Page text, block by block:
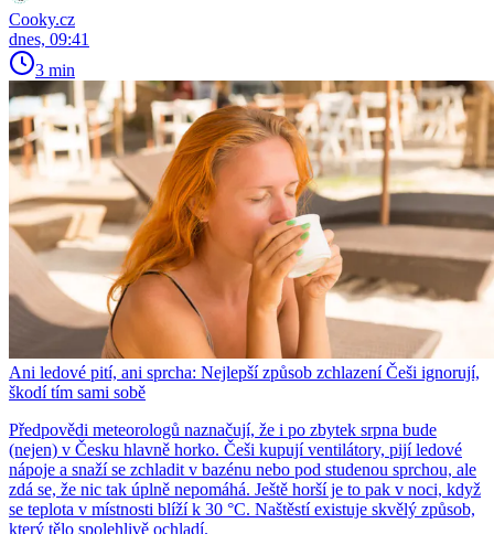
Cooky.cz
dnes, 09:41
3 min
Ani ledové pití, ani sprcha: Nejlepší způsob zchlazení Češi ignorují,
škodí tím sami sobě
Předpovědi meteorologů naznačují, že i po zbytek srpna bude
(nejen) v Česku hlavně horko. Češi kupují ventilátory, pijí ledové
nápoje a snaží se zchladit v bazénu nebo pod studenou sprchou, ale
zdá se, že nic tak úplně nepomáhá. Ještě horší je to pak v noci, když
se teplota v místnosti blíží k 30 °C. Naštěstí existuje skvělý způsob,
který tělo spolehlivě ochladí.